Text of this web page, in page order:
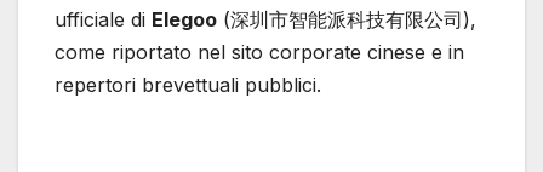
ufficiale di Elegoo (深圳市智能派科技有限公司),
come riportato nel sito corporate cinese e in
repertori brevettuali pubblici.